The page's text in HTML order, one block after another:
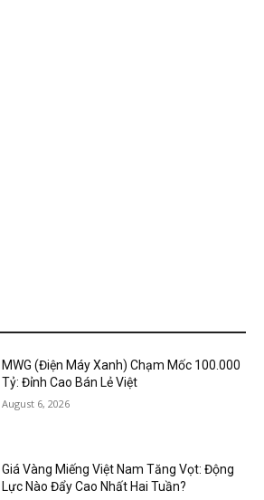
MWG (Điện Máy Xanh) Chạm Mốc 100.000
Tỷ: Đỉnh Cao Bán Lẻ Việt
August 6, 2026
Giá Vàng Miếng Việt Nam Tăng Vọt: Động
Lực Nào Đẩy Cao Nhất Hai Tuần?